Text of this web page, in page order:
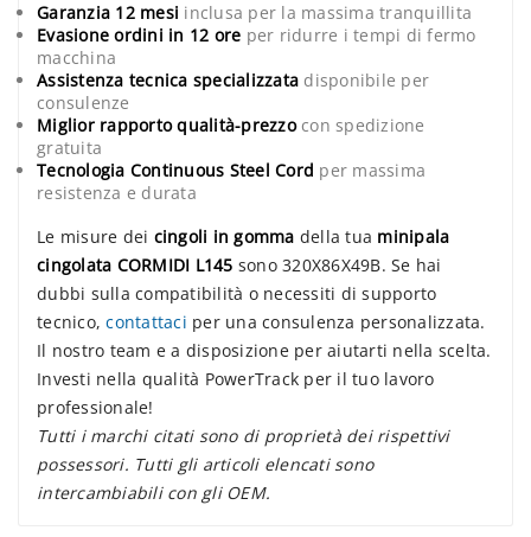
Garanzia 12 mesi inclusa per la massima tranquillita
Evasione ordini in 12 ore per ridurre i tempi di fermo
macchina
Assistenza tecnica specializzata disponibile per
consulenze
Miglior rapporto qualità-prezzocon spedizione
gratuita
Tecnologia Continuous Steel Cord per massima
resistenza e durata
Le misure dei cingoli in gomma della tua minipala
cingolata CORMIDI L145 sono 320X86X49B. Se hai
dubbi sulla compatibilità o necessiti di supporto
tecnico,contattaci per una consulenza personalizzata.
Il nostro team e a disposizione per aiutarti nella scelta.
Investi nella qualità PowerTrack per il tuo lavoro
professionale!
Tutti i marchi citati sono di proprietà dei rispettivi
possessori. Tutti gli articoli elencati sono
intercambiabili con gli OEM.